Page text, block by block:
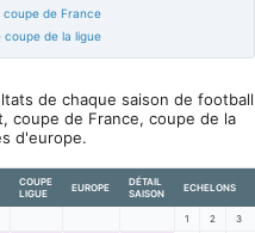
coupe de France
coupe de la ligue
de chaque saison de football
coupe de France, coupe de la
d'europe.
COUPE
LIGUE
EUROPE
DÉTAIL
SAISON
ECHELONS
1 2 3